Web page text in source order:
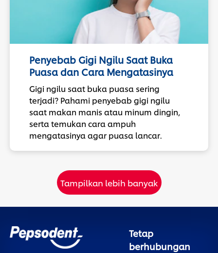
Penyebab Gigi Ngilu Saat Buka
Puasa dan Cara Mengatasinya
Gigi ngilu saat buka puasa sering
terjadi? Pahami penyebab gigi ngilu
saat makan manis atau minum dingin,
serta temukan cara ampuh
mengatasinya agar puasa lancar.
Tampilkan lebih banyak
Tetap
berhubungan